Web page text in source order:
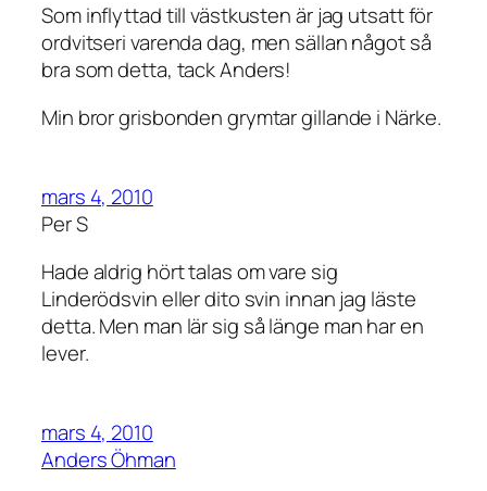
Som inflyttad till västkusten är jag utsatt för
ordvitseri varenda dag, men sällan något så
bra som detta, tack Anders!
Min bror grisbonden grymtar gillande i Närke.
mars 4, 2010
Per S
Hade aldrig hört talas om vare sig
Linderödsvin eller dito svin innan jag läste
detta. Men man lär sig så länge man har en
lever.
mars 4, 2010
Anders Öhman